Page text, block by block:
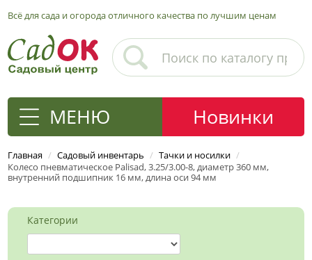
Всё для сада и огорода отличного качества по лучшим ценам
МЕНЮ Новинки
Главная / Садовый инвентарь / Тачки и носилки /
Колесо пневматическое Palisad, 3.25/3.00-8, диаметр 360 мм,
внутренний подшипник 16 мм, длина оси 94 мм
Категории